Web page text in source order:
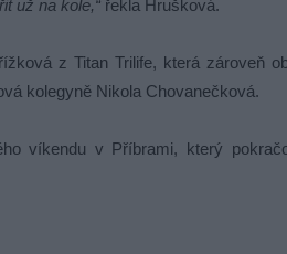
už na kole,“ řekla Hrušková.
z Titan Trilife, která zároveň
kolegyně Nikola Chovanečková.
víkendu v Příbrami, který